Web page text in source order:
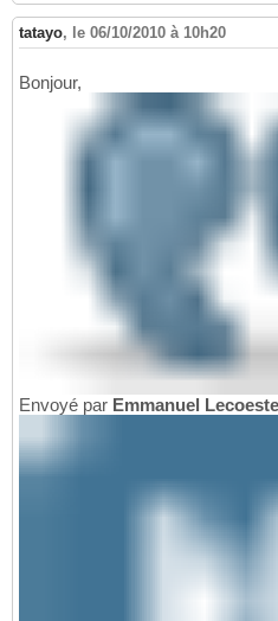
tatayo, le 06/10/2010 à 10h20
Bonjour,
Envoyé par Emmanuel